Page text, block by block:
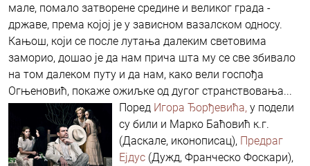
мале, помало затворене средине и великог града -
државе, према којој је у зависном вазалском односу.
Кањош, који се после лутања далеким световима
заморио, дошао је да нам прича шта му се све збивало
на том далеком путу и да нам, како вели госпођа
Огњеновић, покаже ожиљке од дугог странствовања...
Поред Игора Ђорђевића, у подели
су били и Марко Баћовић к.г.
(Даскале, иконописац), Предраг
Ејдус (Дужд, Франческо Фоскари),